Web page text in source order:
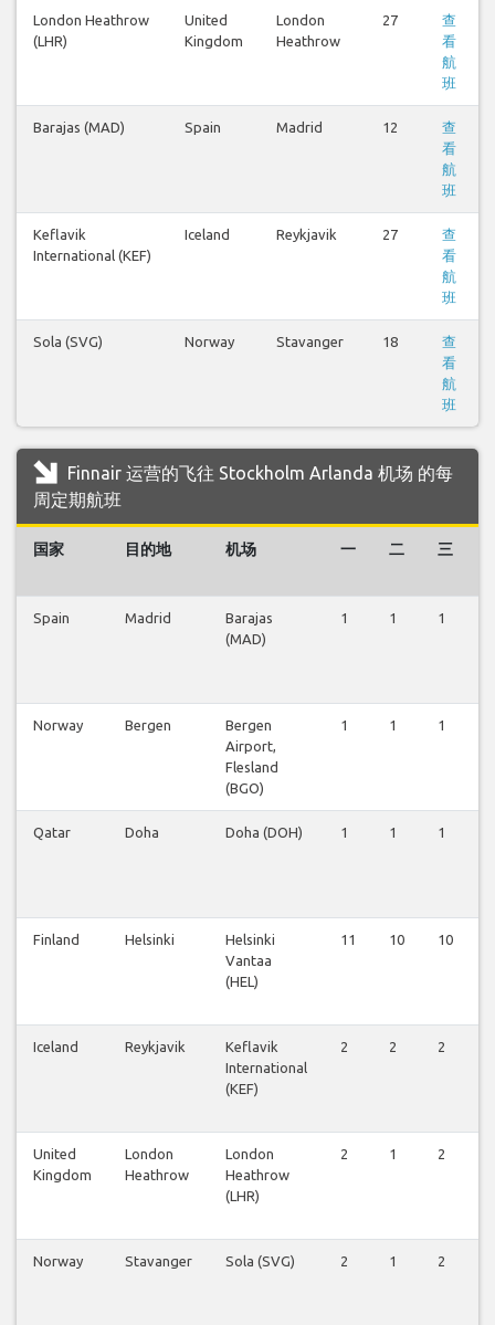
London Heathrow
(LHR)
United
Kingdom
London
Heathrow
27
查
看
航
班
Barajas (MAD) Spain Madrid 12
查
看
航
班
Keflavik
International (KEF)
Iceland Reykjavik 27
查
看
航
班
Sola (SVG) Norway Stavanger 18
查
看
航
班
Finnair 运营的飞往 Stockholm Arlanda 机场 的每
周定期航班
国家 目的地 机场 一 二 三
Spain Madrid
Barajas
(MAD)
1 1 1
Norway Bergen
Bergen
Airport,
Flesland
(BGO)
1 1 1
Qatar Doha Doha (DOH) 1 1 1
Finland Helsinki
Helsinki
Vantaa
(HEL)
11 10 10
Iceland Reykjavik
Keflavik
International
(KEF)
2 2 2
United
Kingdom
London
Heathrow
London
Heathrow
(LHR)
2 1 2
Norway Stavanger Sola (SVG) 2 1 2